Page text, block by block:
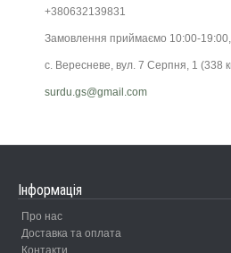
+380632139831
Замовлення приймаємо 10:00-
с. Вересневе, вул. 7 Серпня, 1 (338
surdu.gs@gmail.com
Інформація
Про нас
Доставка та оплата
Контакти